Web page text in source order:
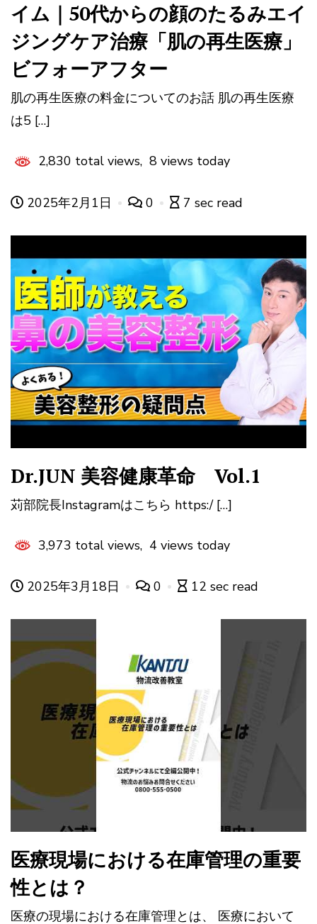
イム｜50代からの顔のたるみエイ
ジングケア治療「肌の再生医療」
ビフォーアフター
肌の再生医療の料金についてのお話 肌の再生医療
は5 […]
2,830 total views, 8 views today
2025年2月1日 0 7 sec read
Dr.JUN 美容健康革命 Vol.1
苅部院長Instagramはこちら https:/ […]
3,973 total views, 4 views today
2025年3月18日 0 12 sec read
医療現場における在庫管理の重要
性とは？
医療の現場における在庫管理とは、 医療において